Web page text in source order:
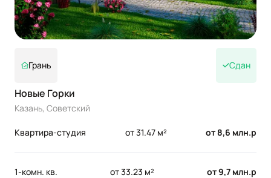
Грань Сдан
Новые Горки
Казань, Советский
Квартира-студия от 31.47 м² от 8,6 млн.р
1-комн. кв. от 33.23 м² от 9,7 млн.р